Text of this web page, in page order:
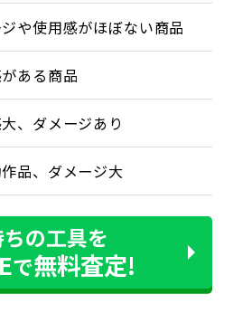
や使用感がほぼない商品
ある商品
、ダメージあり
品、ダメージ大
の工具を
で無料査定!